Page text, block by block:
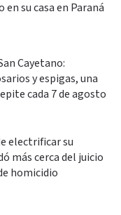
su casa en Paraná
Cayetano:
y espigas, una
cada 7 de agosto
electrificar su
más cerca del juicio
homicidio